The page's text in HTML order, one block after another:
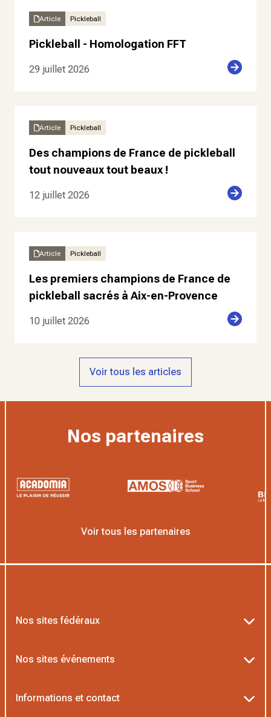
Article Pickleball
Pickleball - Homologation FFT
29 juillet 2026
Article Pickleball
Des champions de France de pickleball
tout nouveaux tout beaux !
12 juillet 2026
Article Pickleball
Les premiers champions de France de
pickleball sacrés à Aix-en-Provence
10 juillet 2026
Voir tous les articles
Nos partenaires
Voir tous les partenaires
Nos sites fédéraux
Nos sites événements
Informations et contact